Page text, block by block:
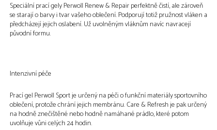
Speciální prací gely Perwoll Renew & Repair perfektně čistí, ale zároveň
se starají o barvy i tvar vašeho oblečení. Podporují totiž pružnost vláken a
předcházejí jejich oslabení. Už uvolněným vláknům navíc navracejí
původní formu.
Intenzivní péče
Prací gel Perwoll Sport je určený na péči o funkční materiály sportovního
oblečení, protože chrání jejich membránu. Care & Refresh je pak určený
na hodně znečištěné nebo hodně namáhané prádlo, které potom
uvolňuje vůni celých 24 hodin.